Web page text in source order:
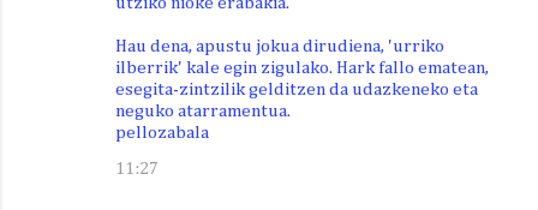
Hau dena, apustu jokua dirudiena, 'urriko
ilberrik' kale egin zigulako. Hark fallo ematean,
esegita-zintzilik gelditzen da udazkeneko eta
neguko atarramentua.
pellozabala
11:27